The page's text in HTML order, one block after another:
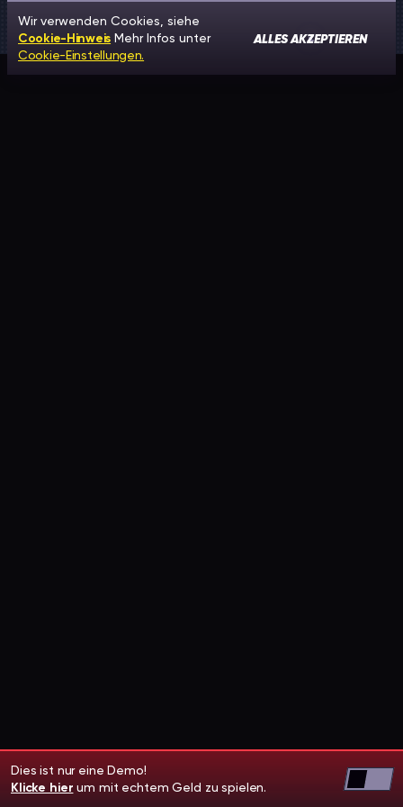
Dies ist nur eine Demo!
Klicke hier um mit echtem Geld zu spielen.
Wir verwenden Cookies, siehe
Cookie-Hinweis Mehr Infos unter
Cookie-Einstellungen.
ALLES AKZEPTIEREN